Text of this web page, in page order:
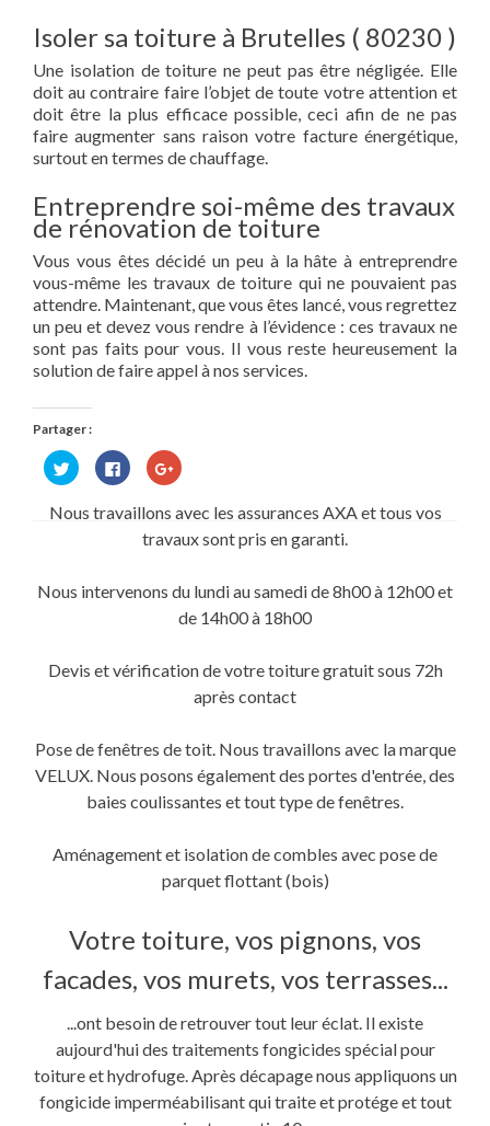
Isoler sa toiture à Brutelles ( 80230 )
Une isolation de toiture ne peut pas être négligée. Elle
doit au contraire faire l’objet de toute votre attention et
doit être la plus efficace possible, ceci afin de ne pas
faire augmenter sans raison votre facture énergétique,
surtout en termes de chauffage.
Entreprendre soi-même des travaux
de rénovation de toiture
Vous vous êtes décidé un peu à la hâte à entreprendre
vous-même les travaux de toiture qui ne pouvaient pas
attendre. Maintenant, que vous êtes lancé, vous regrettez
un peu et devez vous rendre à l’évidence : ces travaux ne
sont pas faits pour vous. Il vous reste heureusement la
solution de faire appel à nos services.
Partager :
Cliquez
pour
partager
Twitter(ouvre
Cliquez
pour
partager
sur
Facebook(ouvre
dans
une
Cliquez
pour
Google+
dans
fenêtre)
Nous travaillons avec les assurances AXA et tous vos
travaux sont pris en garanti.
Nous intervenons du lundi au samedi de 8h00 à 12h00 et
de 14h00 à 18h00
Devis et vérification de votre toiture gratuit sous 72h
après contact
Pose de fenêtres de toit. Nous travaillons avec la marque
VELUX. Nous posons également des portes d'entrée, des
baies coulissantes et tout type de fenêtres.
Aménagement et isolation de combles avec pose de
parquet flottant (bois)
Votre toiture, vos pignons, vos
facades, vos murets, vos terrasses...
...ont besoin de retrouver tout leur éclat. Il existe
aujourd'hui des traitements fongicides spécial pour
toiture et hydrofuge. Après décapage nous appliquons un
fongicide imperméabilisant qui traite et protége et tout